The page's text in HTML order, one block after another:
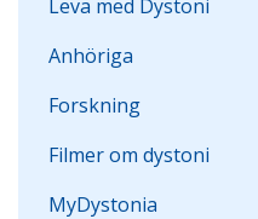
Leva med Dystoni
Anhöriga
Forskning
Filmer om dystoni
MyDystonia